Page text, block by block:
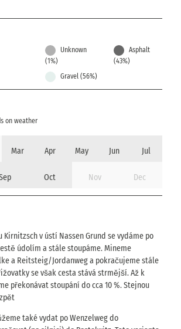
Unknown
(1%)
Asphalt
(43%)
Gravel (56%)
on weather
Mar Apr May Jun Jul
Oct Nov Dec
Kirnitzsch v ústí Nassen Grund se vydáme po
údolím a stále stoupáme. Mineme
a Reitsteig/Jordanweg a pokračujeme stále
se však cesta stává strmější. Až k
překonávat stoupání do cca 10 %. Stejnou
také vydat po Wenzelweg do